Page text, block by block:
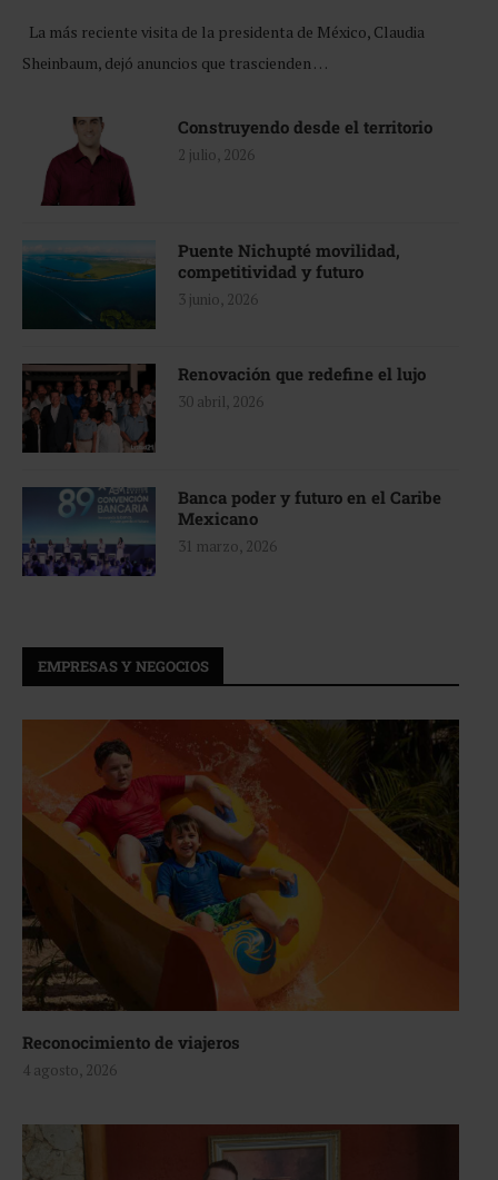
La más reciente visita de la presidenta de México, Claudia
Sheinbaum, dejó anuncios que trascienden …
Construyendo desde el territorio
2 julio, 2026
Puente Nichupté movilidad,
competitividad y futuro
3 junio, 2026
Renovación que redefine el lujo
30 abril, 2026
Banca poder y futuro en el Caribe
Mexicano
31 marzo, 2026
EMPRESAS Y NEGOCIOS
Reconocimiento de viajeros
4 agosto, 2026